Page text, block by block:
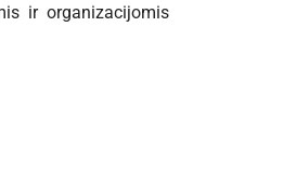
ir organizacijomis